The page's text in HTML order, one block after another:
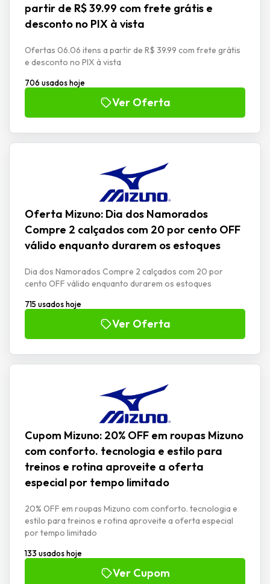
partir de R$ 39.99 com frete grátis e
desconto no PIX à vista
Ofertas 06.06 itens a partir de R$ 39.99 com frete grátis
e desconto no PIX à vista
706 usados hoje
Ver Oferta
Oferta Mizuno: Dia dos Namorados
Compre 2 calçados com 20 por cento OFF
válido enquanto durarem os estoques
Dia dos Namorados Compre 2 calçados com 20 por
cento OFF válido enquanto durarem os estoques
715 usados hoje
Ver Oferta
Cupom Mizuno: 20% OFF em roupas Mizuno
com conforto. tecnologia e estilo para
treinos e rotina aproveite a oferta
especial por tempo limitado
20% OFF em roupas Mizuno com conforto. tecnologia e
estilo para treinos e rotina aproveite a oferta especial
por tempo limitado
133 usados hoje
Ver Cupom